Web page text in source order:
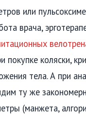
или
врача,
покупке коляски,
тела. А при
ту же
(манжета,